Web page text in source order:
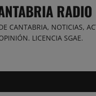
RADIO
CANTABRIA, NOTICIAS,
LICENCIA SGAE.